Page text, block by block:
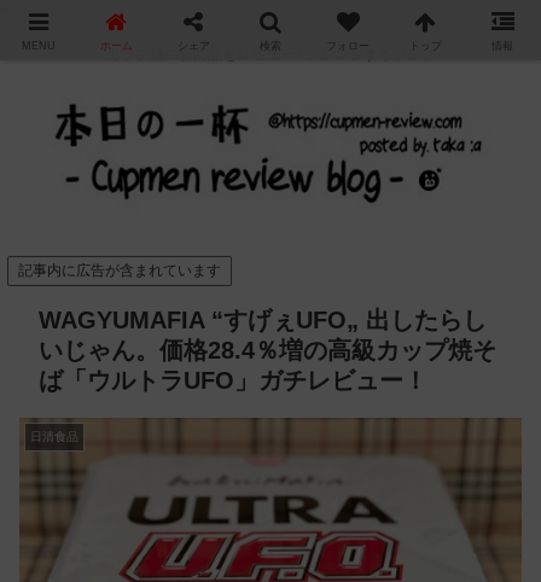
カップ麺の新商品をレビュー / アレンジするブログ
記事内に広告が含まれています
WAGYUMAFIA “すげぇUFO„ 出したらし
いじゃん。価格28.4％増の高級カップ焼そ
ば「ウルトラUFO」ガチレビュー！
日清食品
MENU ホーム シェア 検索 フォロー トップ 情報